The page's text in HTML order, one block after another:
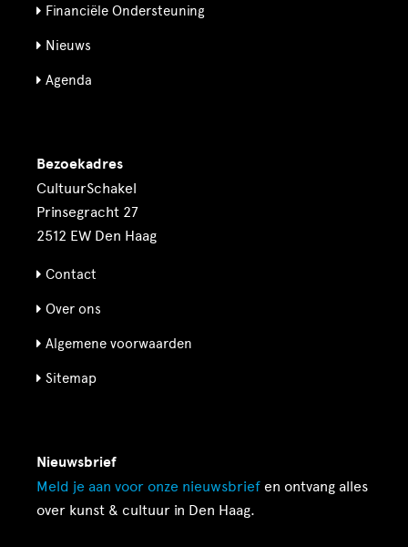
Financiële Ondersteuning
Nieuws
Agenda
Bezoekadres
CultuurSchakel
Prinsegracht 27
2512 EW Den Haag
Contact
Over ons
Algemene voorwaarden
Sitemap
Nieuwsbrief
Meld je aan voor onze nieuwsbrief en ontvang alles
over kunst & cultuur in Den Haag.